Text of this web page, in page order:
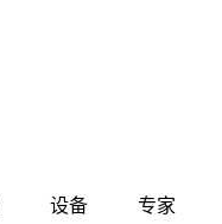
设备 专家